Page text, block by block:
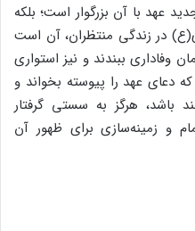
عهد با آن بزرگوار است؛ بلکه
در زندگی منتظران، آن است
وفاداری ببندند و نیز استواری
دعای عهد را پیوسته بخواند و
باشد، هرگز به سستی گرفتار
و زمینه‌سازی برای ظهور آن